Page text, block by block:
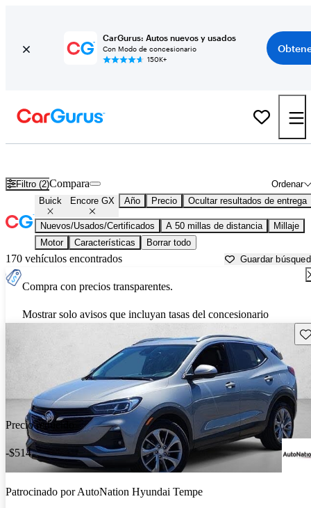
CarGurus: Autos nuevos y usados
Con Modo de concesionario
150K+
Filtro (2) Ordenar
Compara
Buick Encore GX Año Precio Ocultar resultados de entrega
Nuevos/Usados/Certificados A 50 millas de distancia
Millaje
Motor
Características Borrar todo
170 vehículos encontrados Guardar
Compra con precios transparentes.
Mostrar solo avisos que incluyan tasas del concesionario
Precio reducido
-$514
Patrocinado porAutoNation Hyundai Tempe